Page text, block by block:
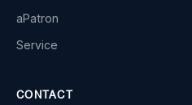
aPatron
Service
CONTACT